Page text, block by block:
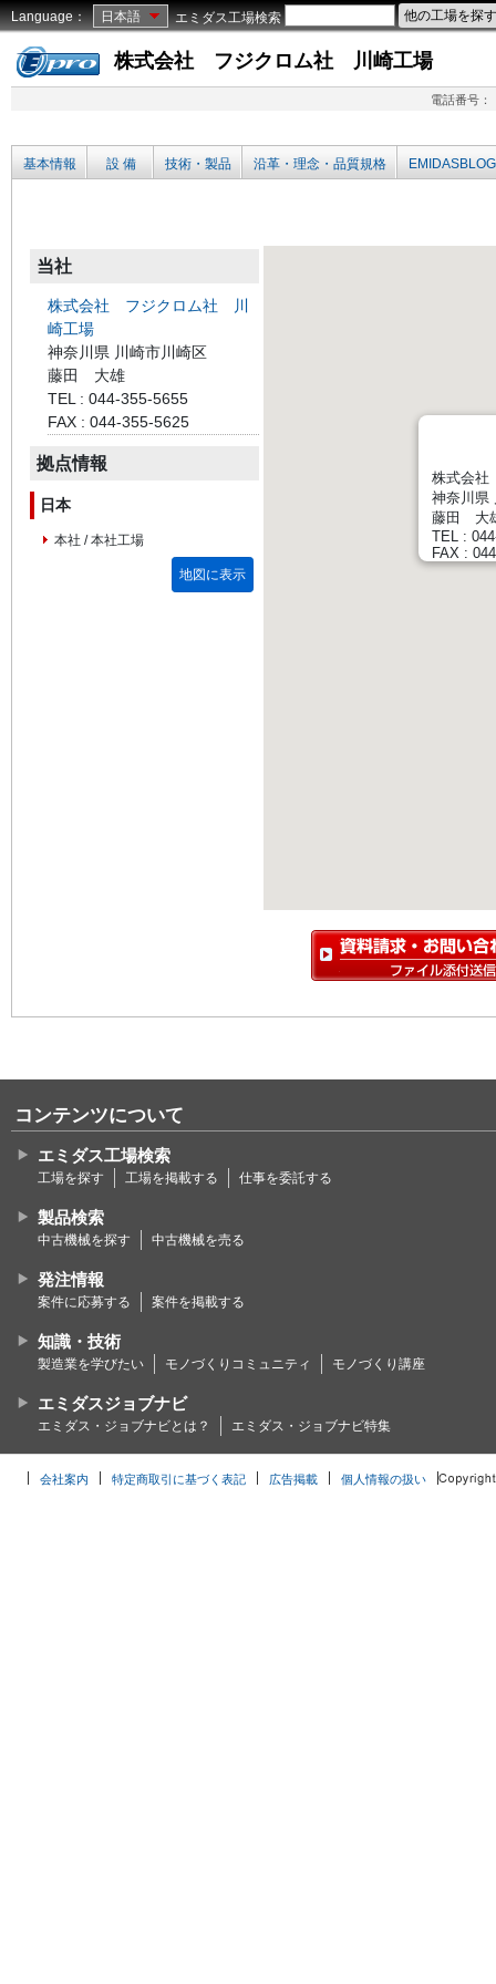
Language： 日本語 エミダス工場検索
株式会社 フジクロム社 川崎工場
電話番号：
基本情報 設 備 技術・製品 沿革・理念・品質規格 EMIDASBLOG
当社
株式会社 フジクロム社 川
崎工場
神奈川県 川崎市川崎区
藤田 大雄
TEL : 044-355-5655
FAX : 044-355-5625
拠点情報
日本
本社 / 本社工場
地図に表示
株式会
神奈川県
藤田 大
TEL :
FAX :
コンテンツについて
エミダス工場検索
工場を探す 工場を掲載する 仕事を委託する
製品検索
中古機械を探す 中古機械を売る
発注情報
案件に応募する 案件を掲載する
知識・技術
製造業を学びたい モノづくりコミュニティ モノづくり講座
エミダスジョブナビ
エミダス・ジョブナビとは？ エミダス・ジョブナビ特集
会社案内 特定商取引に基づく表記 広告掲載 個人情報の扱い